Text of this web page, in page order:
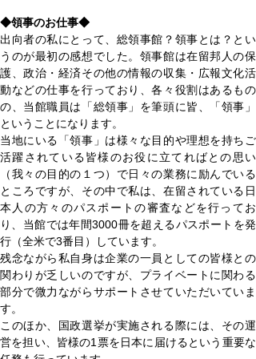
◆領事のお仕事◆
出向者の私にとって、総領事館？領事とは？とい
うのが最初の感想でした。領事館は在留邦人の保
護、政治・経済その他の情報の収集・広報文化活
動などの仕事を行っており、各々役割はあるもの
の、当館職員は「総領事」を筆頭に皆、「領事」
ということになります。
当地にいる「領事」は様々な目的や理想を持ちご
活躍されている皆様のお役に立てればとの思い
（我々の目的の１つ）で日々の業務に励んでいる
ところですが、その中で私は、在留されている日
本人の方々のパスポートの審査などを行ってお
り、当館では年間3000冊を超えるパスポートを発
行（全米で3番目）しています。
残念ながら私自身は企業の一員としての皆様との
関わりが乏しいのですが、プライベートに関わる
部分で微力ながらサポートさせていただいていま
す。
このほか、国政選挙が実施される際には、その運
営を担い、皆様の1票を日本に届けるという重要な